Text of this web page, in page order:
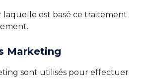
laquelle est basé ce traitement
Marketing
sont utilisés pour effectuer